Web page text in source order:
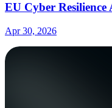
EU Cyber Resilience
Apr 30, 2026